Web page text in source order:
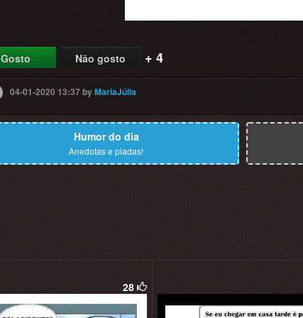
Gosto Não gosto + 4
04-01-2020 13:37byMariaJúlia
Humor do dia
Anedotas e piadas!
28